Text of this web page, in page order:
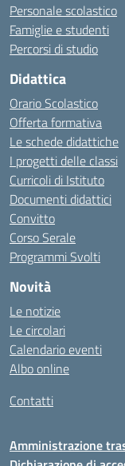
Personale scolastico
Famiglie e studenti
Percorsi di studio
Didattica
Orario Scolastico
Offerta formativa
Le schede didattiche
I progetti delle classi
Curricoli di Istituto
Documenti didattici
Convitto
Corso Serale
Programmi Svolti
Novità
Le notizie
Le circolari
Calendario eventi
Albo online
Contatti
Amministrazione